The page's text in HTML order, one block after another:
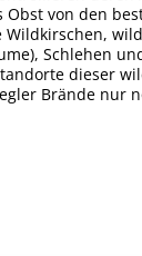
Obst von den
Schlehen
dieser
Brände nur